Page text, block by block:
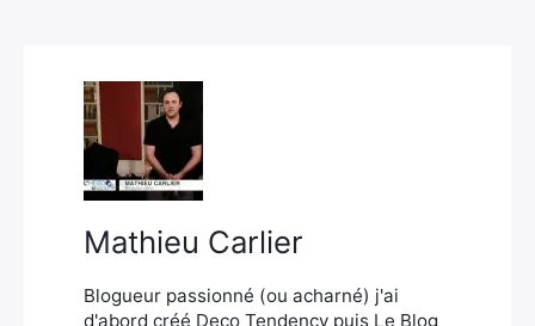
Mathieu Carlier
Blogueur passionné (ou acharné) j'ai
d'abord créé Deco Tendency puis Le Blog